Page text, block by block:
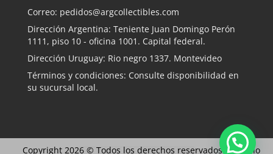
Correo: pedidos@argcollectibles.com
Dirección Argentina: Teniente Juan Domingo Perón
1111, piso 10 - oficina 1001. Capital federal.
Dirección Uruguay: Rio negro 1337. Montevideo
Términos y condiciones: Consulte disponibilidad en
su sucursal local.
Copyright 2026 © Todos los derechos reservados |Diseño